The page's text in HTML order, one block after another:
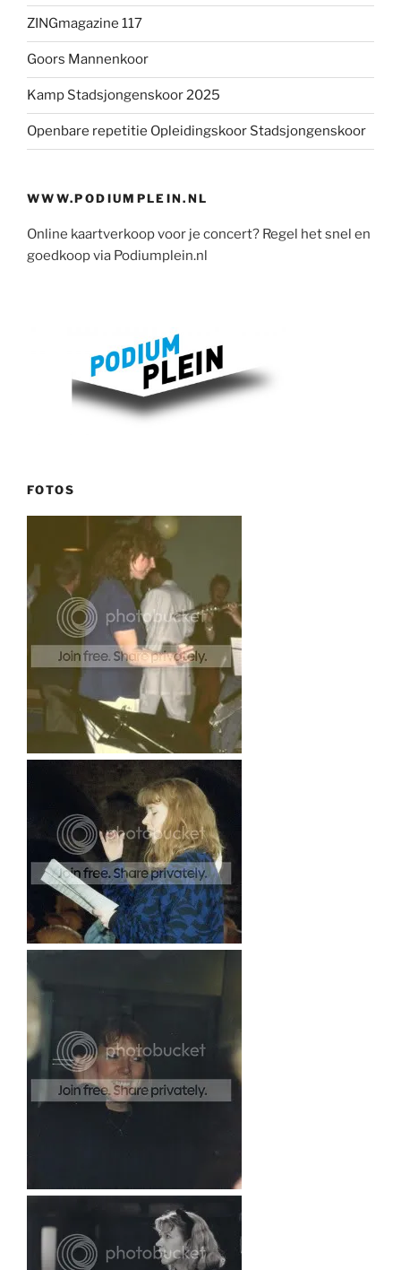
ZINGmagazine 117
Goors Mannenkoor
Kamp Stadsjongenskoor 2025
Openbare repetitie Opleidingskoor Stadsjongenskoor
WWW.PODIUMPLEIN.NL
Online kaartverkoop voor je concert? Regel het snel en
goedkoop via Podiumplein.nl
FOTOS